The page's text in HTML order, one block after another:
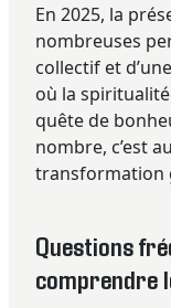
En 2025, la
nombreuses
collectif et
où la
quête de
nombre, c’est
transformation
Questions
comprendre